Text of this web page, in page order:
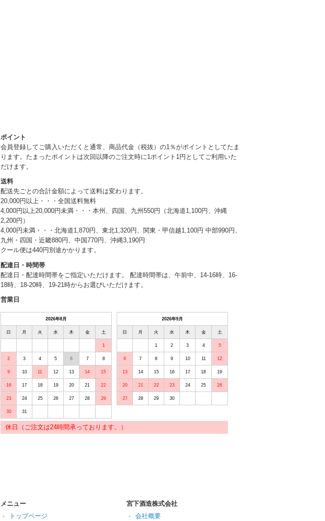
ポイント
会員登録してご購入いただくと通常、商品代金（税抜）の1％がポイントとしてたま
ります。たまったポイントは次回以降のご注文時に1ポイント1円としてご利用いた
だけます。
送料
配送先ごとの合計金額によって送料は変わります。
20,000円以上・・・全国送料無料
4,000円以上20,000円未満・・・本州、四国、九州550円（北海道1,100円、沖縄
2,200円）
4,000円未満・・・北海道1,870円、東北1,320円、関東・甲信越1,100円 中部990円、
九州・四国・近畿880円、中国770円、沖縄3,190円
クール便は440円別途かかります。
配達日・時間帯
配達日・配達時間帯をご指定いただけます。 配達時間帯は、午前中、14-16時、16-
18時、18-20時、19-21時からお選びいただけます。
営業日
2026年8月
日 月 火 水 木 金 土
1
2 3 4 5 6 7 8
9 10 11 12 13 14 15
16 17 18 19 20 21 22
23 24 25 26 27 28 29
30 31
2026年9月
日 月 火 水 木 金 土
1 2 3 4 5
6 7 8 9 10 11 12
13 14 15 16 17 18 19
20 21 22 23 24 25 26
27 28 29 30
休日（ご注文は24時間承っております。）
メニュー
トップページ
宮下酒造株式会社
会社概要